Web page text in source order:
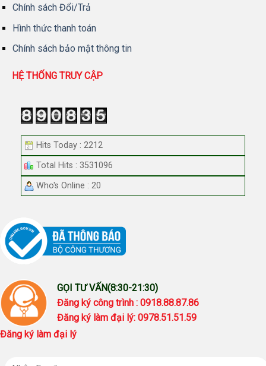
Chính sách Đổi/Trả
Hình thức thanh toán
Chính sách bảo mật thông tin
HỆ THỐNG TRUY CẬP
Hits Today : 2212
Total Hits : 3531096
Who's Online : 20
GỌI TƯ VẤN(8:30-21:30)
Đăng ký công trình : 0918.88.87.86
Đăng ký làm đại lý: 0978.51.51.59
Đăng ký làm đại lý